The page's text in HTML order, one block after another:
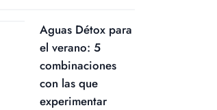
Aguas Détox para
el verano: 5
combinaciones
con las que
experimentar